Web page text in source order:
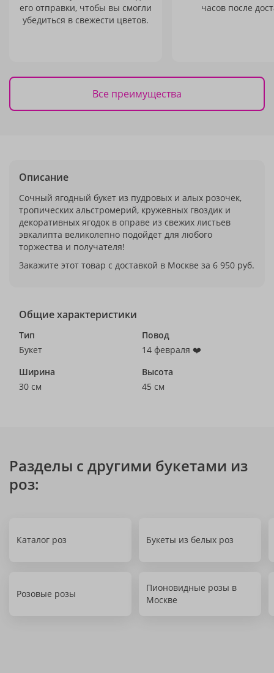
его отправки, чтобы вы смогли
убедиться в свежести цветов.
часов после
Все преимущества
Описание
Сочный ягодный букет из пудровых и алых розочек,
тропических альстромерий, кружевных гвоздик и
декоративных ягодок в оправе из свежих листьев
эвкалипта великолепно подойдет для любого
торжества и получателя!
Закажите этот товар с доставкой в Москве за 6 950 руб.
Общие характеристики
Тип
Букет
Повод
14 февраля ❤️
Ширина
30 см
Высота
45 см
Разделы с другими букетами из
роз:
Каталог роз Букеты из белых роз
Розовые розы
Пионовидные розы в
Москве